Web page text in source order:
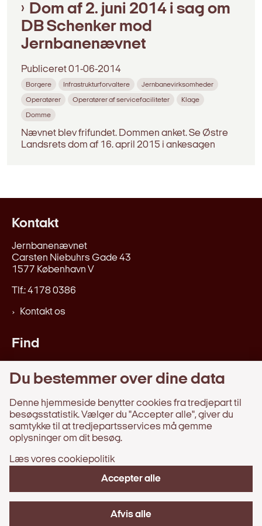
Dom af 2. juni 2014 i sag om
DB Schenker mod
Jernbanenævnet
Publiceret01-06-2014
Borgere Infrastrukturforvaltere Jernbanevirksomheder
Operatører Operatører af servicefaciliteter Klage
Domme
Nævnet blev frifundet. Dommen anket. Se Østre
Landsrets dom af 16. april 2015 i ankesagen
Kontakt
Jernbanenævnet
Carsten Niebuhrs Gade 43
1577 København V
Tlf.: 4178 0386
Kontakt os
Find
Afgørelser, beretninger, m.v.
Webtilgængelighedserklæring
Information
Behandling af persondata
Tilgængelighedserklæring
Du bestemmer over dine data
Denne hjemmeside benytter cookies fra tredjepart til
besøgsstatistik. Vælger du "Accepter alle", giver du
samtykke til at tredjepartsservices må gemme
oplysninger om dit besøg.
Læs vores cookiepolitik
Accepter alle
Afvis alle